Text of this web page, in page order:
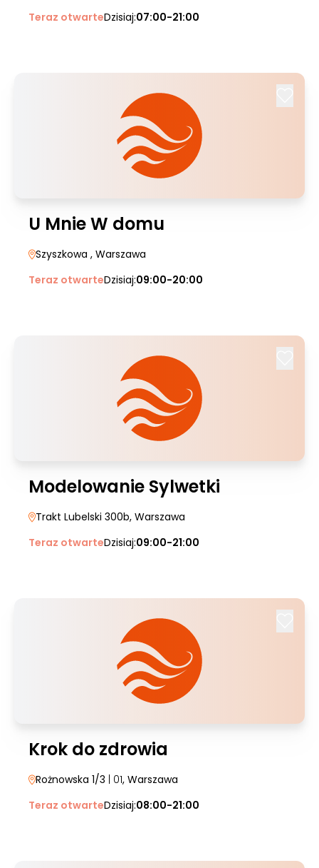
Teraz otwarteDzisiaj:07:00-21:00
U Mnie W domu
Szyszkowa , Warszawa
Teraz otwarteDzisiaj:09:00-20:00
Modelowanie Sylwetki
Trakt Lubelski 300b, Warszawa
Teraz otwarteDzisiaj:09:00-21:00
Krok do zdrowia
Rożnowska 1/3 | 01, Warszawa
Teraz otwarteDzisiaj:08:00-21:00